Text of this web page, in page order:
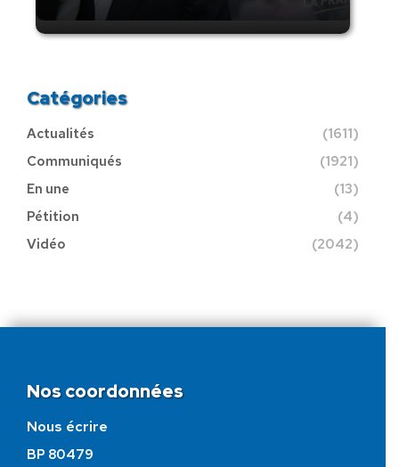
Catégories
Actualités
(1611)
Communiqués
(1921)
En une
(13)
Pétition
(4)
Vidéo
(2042)
Nos coordonnées
Nous écrire
BP 80479